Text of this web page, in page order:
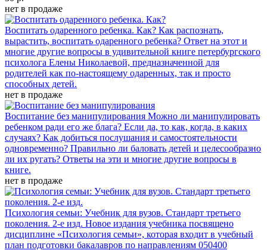
нет в продаже
Воспитать одаренного ребенка. Как? Как распознать,
вырастить, воспитать одаренного ребенка? Ответ на этот и
многие другие вопросы в удивительной книге петербургского
психолога Елены Николаевой, предназначенной для
родителей как по-настоящему одаренных, так и просто
способных детей.
нет в продаже
Воспитание без манипулирования Можно ли манипулировать
ребенком ради его же блага? Если да, то как, когда, в каких
случаях? Как добиться послушания и самостоятельности
одновременно? Правильно ли баловать детей и целесообразно
ли их ругать? Ответы на эти и многие другие вопросы в
книге.
нет в продаже
Психология семьи: Учебник для вузов. Стандарт третьего
поколения. 2-е изд. Новое издания учебника посвящено
дисциплине «Психология семьи», которая входит в учебный
план подготовки бакалавров по направлениям 050400